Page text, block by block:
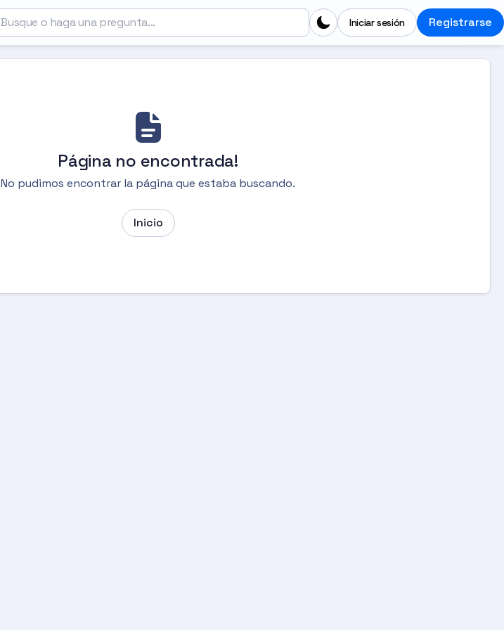
Registrarse
Iniciar sesión
Página no encontrada!
No pudimos encontrar la página que estaba buscando.
Inicio